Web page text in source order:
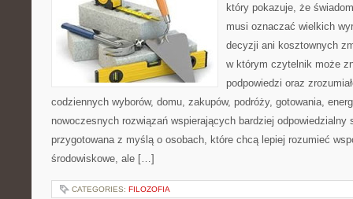
który pokazuje, że
musi oznaczać wielkich
decyzji ani kosztownych
w którym czytelnik może
podpowiedzi oraz
codziennych wyborów, domu, zakupów, podróży, gotowania,
nowoczesnych rozwiązań wspierających bardziej odpowiedzialny
przygotowana z myślą o osobach, które chcą lepiej rozumieć
środowiskowe, ale […]
CATEGORIES: FILOZOFIA